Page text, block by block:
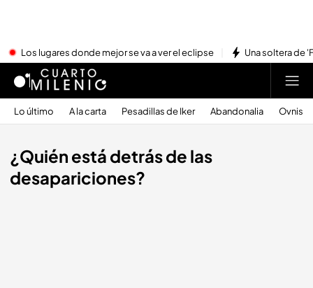
Los lugares donde mejor se va a ver el eclipse Una soltera de
Lo último A la carta Pesadillas de Iker Abandonalia Ovnis
¿Quién está detrás de las
desapariciones?